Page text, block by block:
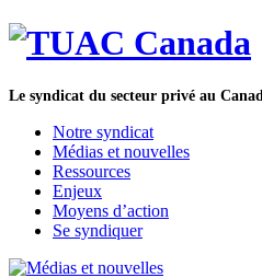
Le syndicat du secteur privé au
Notre syndicat
Médias et nouvelles
Ressources
Enjeux
Moyens d’action
Se syndiquer